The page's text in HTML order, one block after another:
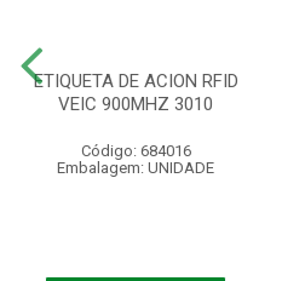
ETIQUETA DE ACION RFID
VEIC 900MHZ 3010
Código: 684016
Embalagem: UNIDADE